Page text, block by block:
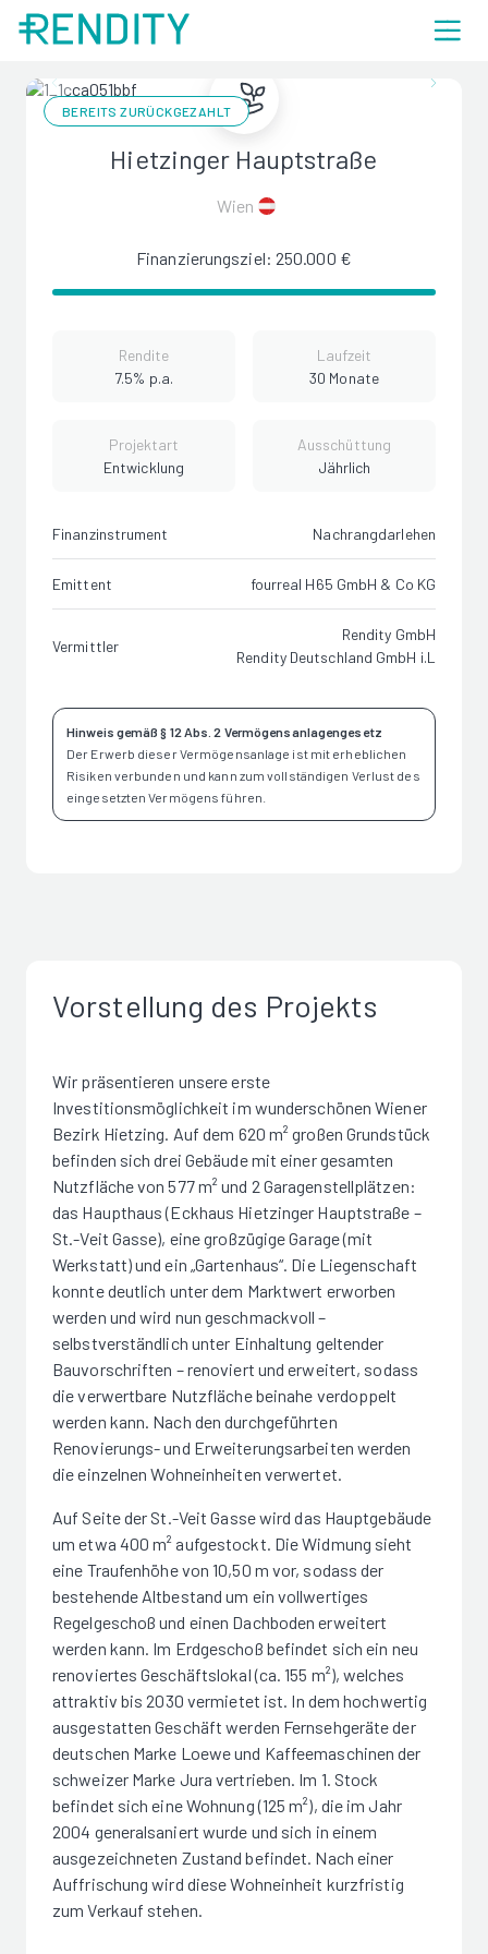
BEREITS ZURÜCKGEZAHLT
Hietzinger Hauptstraße
Wien
Finanzierungsziel: 250.000 €
Rendite
7.5% p.a.
Laufzeit
30 Monate
Projektart
Entwicklung
Ausschüttung
Jährlich
Finanzinstrument Nachrangdarlehen
Emittent fourreal H65 GmbH & Co KG
Vermittler
Rendity GmbH
Rendity Deutschland GmbH i.L
Hinweis gemäß § 12 Abs. 2 Vermögensanlagengesetz
Der Erwerb dieser Vermögensanlage ist mit erheblichen
Risiken verbunden und kann zum vollständigen Verlust des
eingesetzten Vermögens führen.
Vorstellung des Projekts
Wir präsentieren unsere erste
Investitionsmöglichkeit im wunderschönen Wiener
Bezirk Hietzing. Auf dem 620 m² großen Grundstück
befinden sich drei Gebäude mit einer gesamten
Nutzfläche von 577 m² und 2 Garagenstellplätzen:
das Haupthaus (Eckhaus Hietzinger Hauptstraße –
St.-Veit Gasse), eine großzügige Garage (mit
Werkstatt) und ein „Gartenhaus“. Die Liegenschaft
konnte deutlich unter dem Marktwert erworben
werden und wird nun geschmackvoll –
selbstverständlich unter Einhaltung geltender
Bauvorschriften – renoviert und erweitert, sodass
die verwertbare Nutzfläche beinahe verdoppelt
werden kann. Nach den durchgeführten
Renovierungs- und Erweiterungsarbeiten werden
die einzelnen Wohneinheiten verwertet.
Auf Seite der St.-Veit Gasse wird das Hauptgebäude
um etwa 400 m² aufgestockt. Die Widmung sieht
eine Traufenhöhe von 10,50 m vor, sodass der
bestehende Altbestand um ein vollwertiges
Regelgeschoß und einen Dachboden erweitert
werden kann. Im Erdgeschoß befindet sich ein neu
renoviertes Geschäftslokal (ca. 155 m²), welches
attraktiv bis 2030 vermietet ist. In dem hochwertig
ausgestatten Geschäft werden Fernsehgeräte der
deutschen Marke Loewe und Kaffeemaschinen der
schweizer Marke Jura vertrieben. Im 1. Stock
befindet sich eine Wohnung (125 m²), die im Jahr
2004 generalsaniert wurde und sich in einem
ausgezeichneten Zustand befindet. Nach einer
Auffrischung wird diese Wohneinheit kurzfristig
zum Verkauf stehen.